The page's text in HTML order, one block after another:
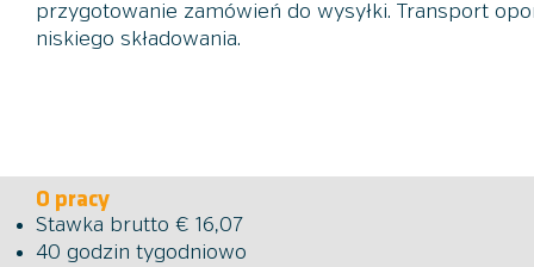
przygotowanie zamówień do wysyłki. Transport
niskiego składowania.
O pracy
Stawka brutto € 16,07
40 godzin tygodniowo